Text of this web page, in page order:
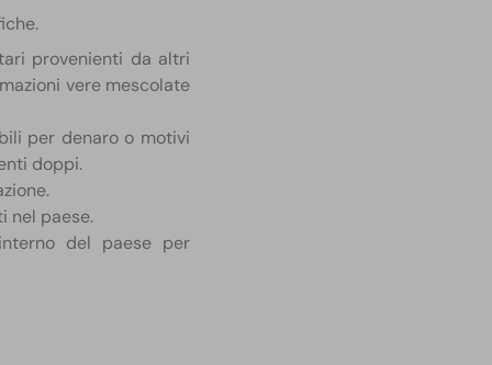
provenienti da altri
vere mescolate
per denaro o motivi
doppi.
nel paese.
del paese per